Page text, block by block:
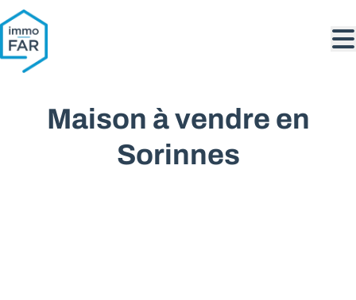
Aller au contenu principal
Maison à vendre en
Sorinnes